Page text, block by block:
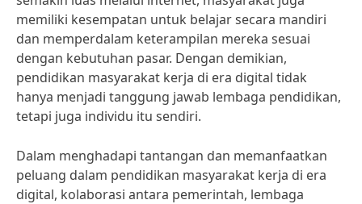
memiliki kesempatan untuk belajar secara mandiri
dan memperdalam keterampilan mereka sesuai
dengan kebutuhan pasar. Dengan demikian,
pendidikan masyarakat kerja di era digital tidak
hanya menjadi tanggung jawab lembaga pendidikan,
tetapi juga individu itu sendiri.
Dalam menghadapi tantangan dan memanfaatkan
peluang dalam pendidikan masyarakat kerja di era
digital, kolaborasi antara pemerintah, lembaga